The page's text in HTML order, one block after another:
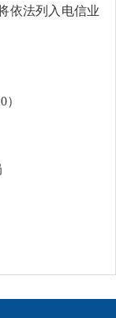
依法列入电信业